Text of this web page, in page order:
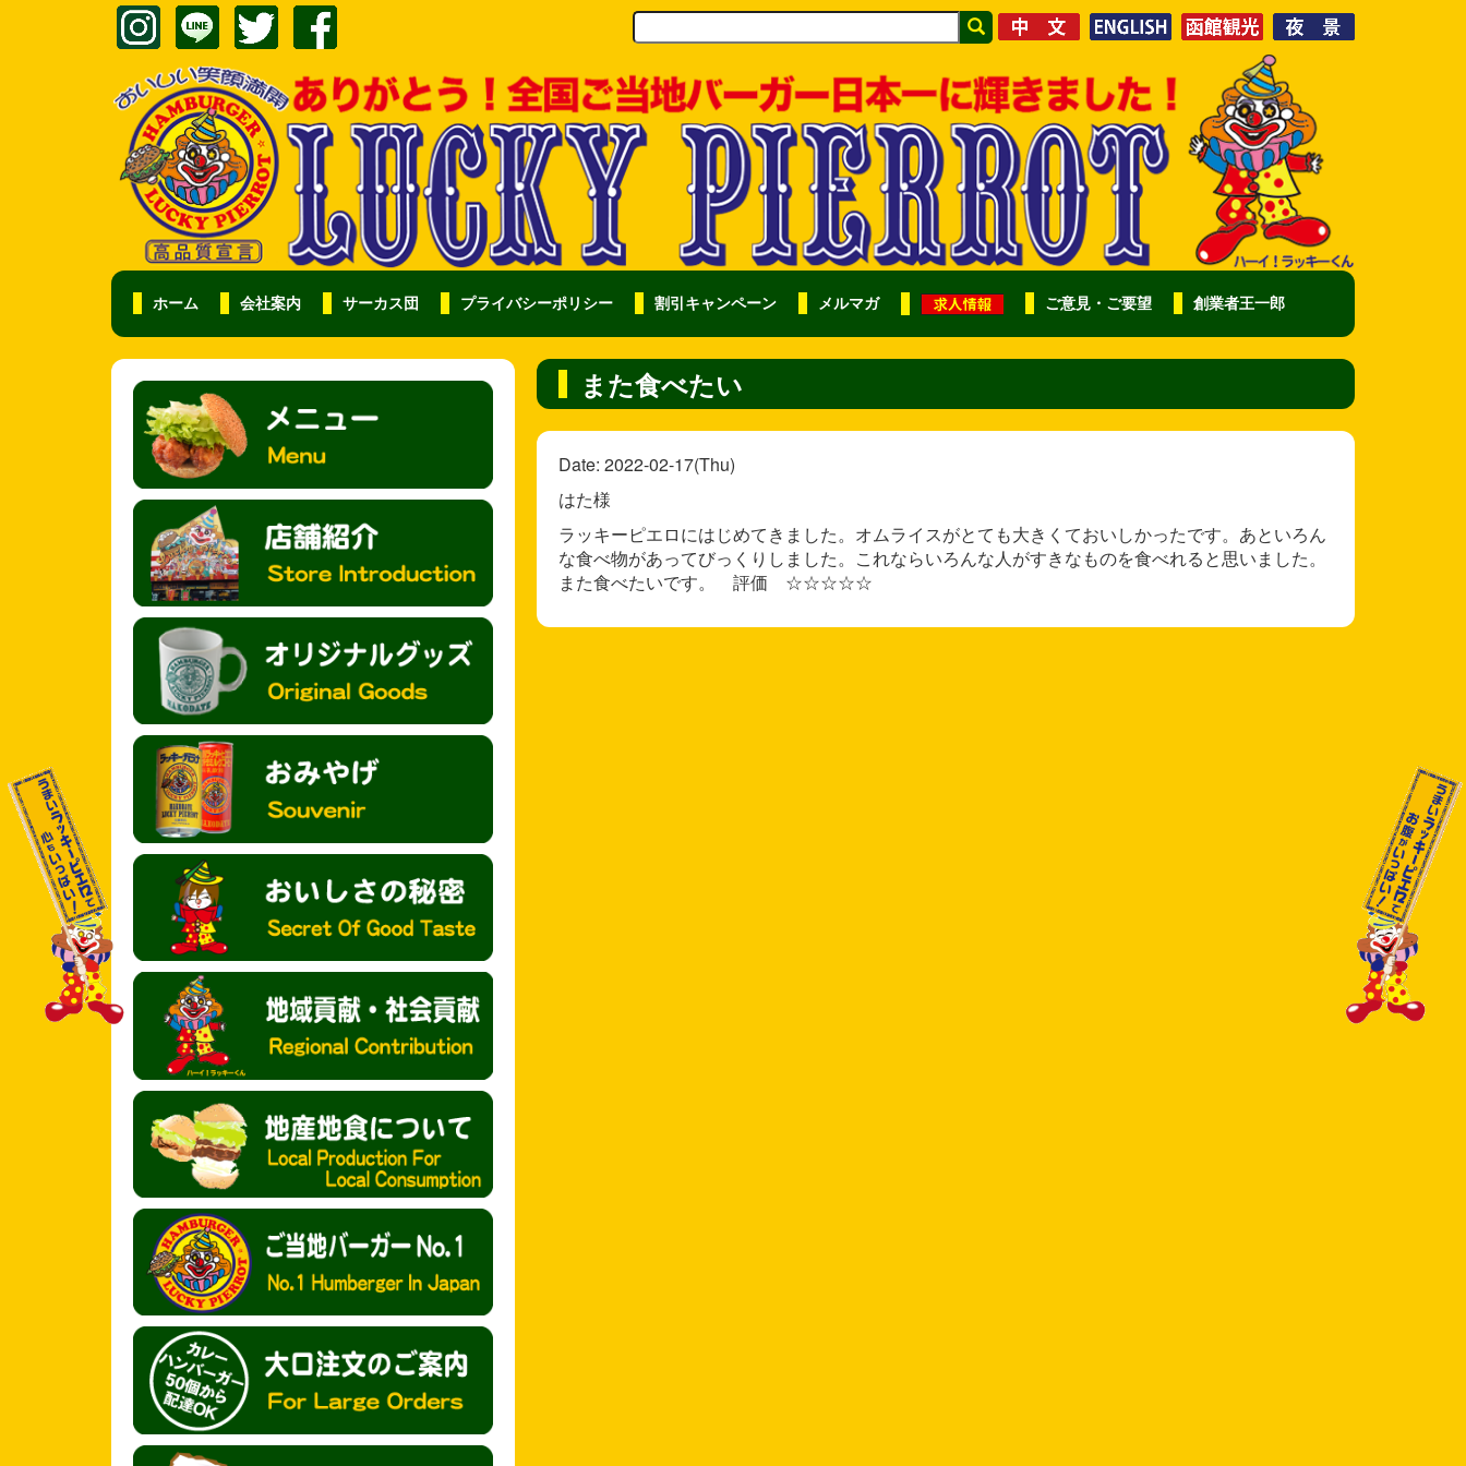
ホーム 会社案内 サーカス団 プライバシーポリシー 割引キャンペーン メルマガ ご意見・ご要望 創業者王一郎
また食べたい
Date: 2022-02-17(Thu)
はた様
ラッキーピエロにはじめてきました。オムライスがとても大きくておいしかったです。あといろん
な食べ物があってびっくりしました。これならいろんな人がすきなものを食べれると思いました。
また食べたいです。 評価 ☆☆☆☆☆